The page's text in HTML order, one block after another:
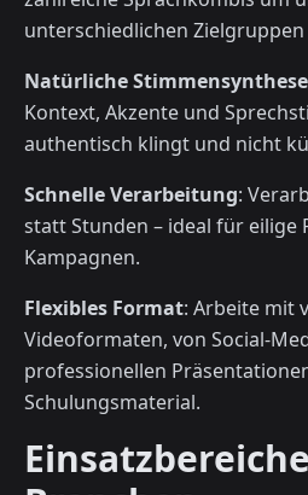
unterschiedlichen
Natürliche Stimmensynthese
Kontext, Akzente und
authentisch klingt und nicht
Schnelle Verarbeitung:
statt Stunden – ideal für eilige
Kampagnen.
Flexibles Format: Arbeite mit
Videoformaten, von Social-
professionellen
Schulungsmaterial.